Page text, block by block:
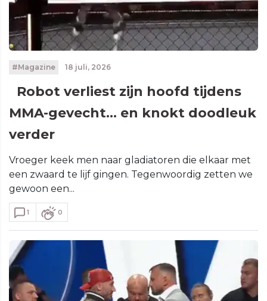
#Magazine 18 juli, 2026
Robot verliest zijn hoofd tijdens
MMA-gevecht... en knokt doodleuk
verder
Vroeger keek men naar gladiatoren die elkaar met
een zwaard te lijf gingen. Tegenwoordig zetten we
gewoon een...
1 0